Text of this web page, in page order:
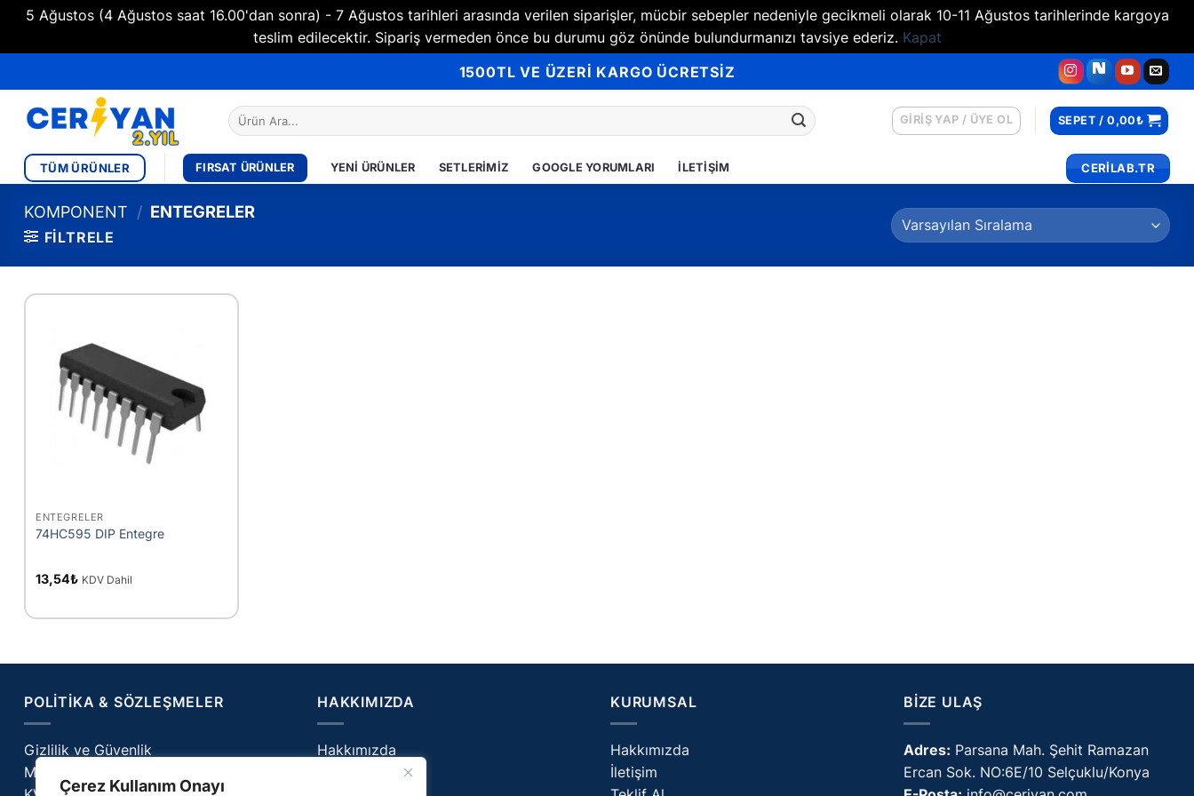
Çerez Kullanım Onayı
5 Ağustos (4 Ağustos saat 16.00'dan sonra) - 7 Ağustos tarihleri arasında verilen siparişler, mücbir sebepler nedeniyle gecikmeli olarak 10-11 Ağustos tarihlerinde kargoya
teslim edilecektir. Sipariş vermeden önce bu durumu göz önünde bulundurmanızı tavsiye ederiz. Kapat
atla
1500TL VE ÜZERİ KARGO ÜCRETSİZ
Ara: GIRIŞ YAP / ÜYE OL SEPET /0,00₺
TÜM ÜRÜNLER FIRSAT ÜRÜNLER YENI ÜRÜNLER SETLERIMIZ GOOGLE YORUMLARI İLETIŞIM CERİLAB.TR
KOMPONENT / ENTEGRELER
FILTRELE
ENTEGRELER
74HC595 DIP Entegre
13,54₺ KDV Dahil
POLITIKA & SÖZLEŞMELER
Gizlilik ve Güvenlik
Mesafeli Satış Sözleşmesi
HAKKIMIZDA
Hakkımızda
KURUMSAL
Hakkımızda
İletişim
BIZE ULAŞ
Adres: Parsana Mah. Şehit Ramazan
Ercan Sok. NO:6E/10 Selçuklu/Konya